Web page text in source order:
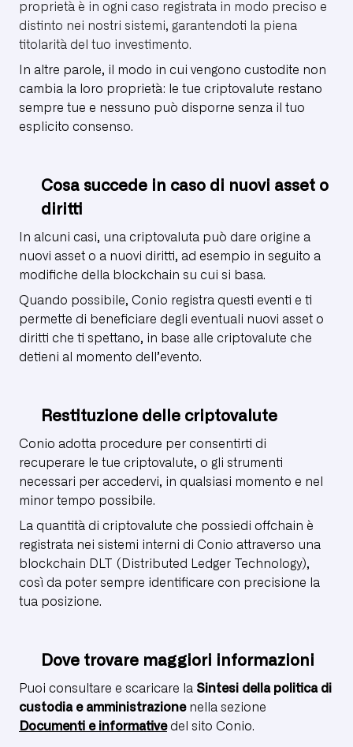
proprietà è in ogni caso registrata in modo preciso e
distinto nei nostri sistemi, garantendoti la piena
titolarità del tuo investimento.
In altre parole, il modo in cui vengono custodite non
cambia la loro proprietà: le tue criptovalute restano
sempre tue e nessuno può disporne senza il tuo
esplicito consenso.
Cosa succede in caso di nuovi asset o
diritti
In alcuni casi, una criptovaluta può dare origine a
nuovi asset o a nuovi diritti, ad esempio in seguito a
modifiche della blockchain su cui si basa.
Quando possibile, Conio registra questi eventi e ti
permette di beneficiare degli eventuali nuovi asset o
diritti che ti spettano, in base alle criptovalute che
detieni al momento dell’evento.
Restituzione delle criptovalute
Conio adotta procedure per consentirti di
recuperare le tue criptovalute, o gli strumenti
necessari per accedervi, in qualsiasi momento e nel
minor tempo possibile.
La quantità di criptovalute che possiedi offchain è
registrata nei sistemi interni di Conio attraverso una
blockchain DLT (Distributed Ledger Technology),
così da poter sempre identificare con precisione la
tua posizione.
Dove trovare maggiori informazioni
Puoi consultare e scaricare la Sintesi della politica di
custodia e amministrazionenella sezione
Documenti e informativedel sito Conio.